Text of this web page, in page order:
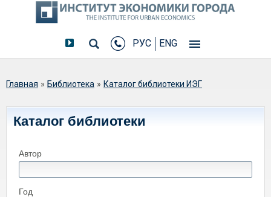
РУС ENG
Вы здесь
Главная » Библиотека » Каталог библиотеки ИЭГ
Каталог библиотеки
Автор
Год